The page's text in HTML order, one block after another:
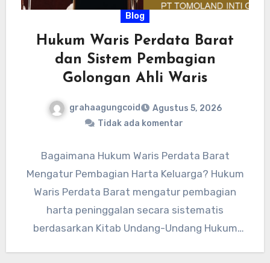
Blog
Hukum Waris Perdata Barat
dan Sistem Pembagian
Golongan Ahli Waris
grahaagungcoid
Agustus 5, 2026
Tidak ada komentar
Bagaimana Hukum Waris Perdata Barat
Mengatur Pembagian Harta Keluarga? Hukum
Waris Perdata Barat mengatur pembagian
harta peninggalan secara sistematis
berdasarkan Kitab Undang-Undang Hukum